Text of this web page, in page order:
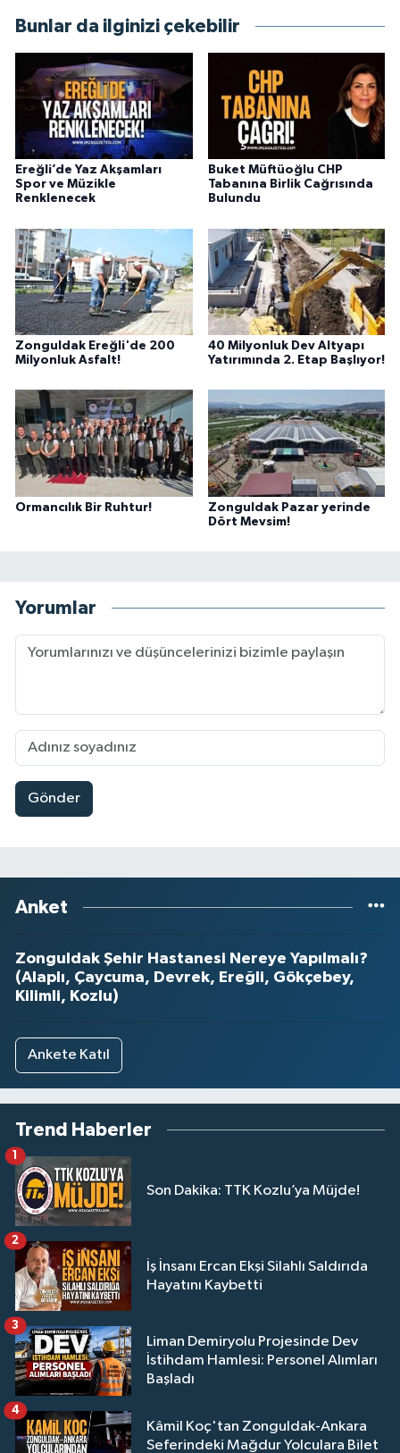
Bunlar da ilginizi çekebilir
Ereğli’de Yaz Akşamları
Spor ve Müzikle
Renklenecek
Buket Müftüoğlu CHP
Tabanına Birlik Cağrısında
Bulundu
Zonguldak Ereğli'de 200
Milyonluk Asfalt!
40 Milyonluk Dev Altyapı
Yatırımında 2. Etap Başlıyor!
Ormancılık Bir Ruhtur!
Zonguldak Pazar yerinde
Dört Mevsim!
Yorumlar
Gönder
Anket
Zonguldak Şehir Hastanesi Nereye Yapılmalı?
(Alaplı, Çaycuma, Devrek, Ereğli, Gökçebey,
Kilimli, Kozlu)
Ankete Katıl
Trend Haberler
Son Dakika: TTK Kozlu’ya Müjde!
1
İş İnsanı Ercan Ekşi Silahlı Saldırıda
Hayatını Kaybetti
2
Liman Demiryolu Projesinde Dev
İstihdam Hamlesi: Personel Alımları
Başladı
3
Kâmil Koç'tan Zonguldak-Ankara
Seferindeki Mağdur Yolculara Bilet
4